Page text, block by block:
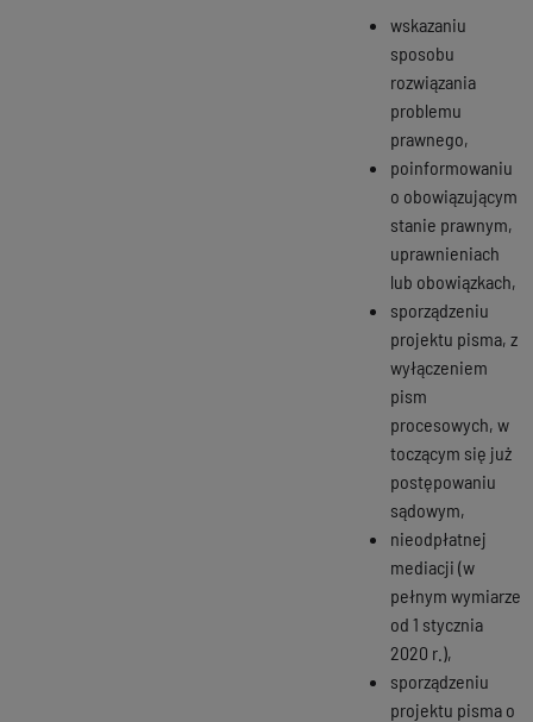
wskazaniu
sposobu
rozwiązania
problemu
prawnego,
poinformowaniu
o obowiązującym
stanie prawnym,
uprawnieniach
lub obowiązkach,
sporządzeniu
projektu pisma, z
wyłączeniem
pism
procesowych, w
toczącym się już
postępowaniu
sądowym,
nieodpłatnej
mediacji (w
pełnym wymiarze
od 1 stycznia
2020 r.),
sporządzeniu
projektu pisma o